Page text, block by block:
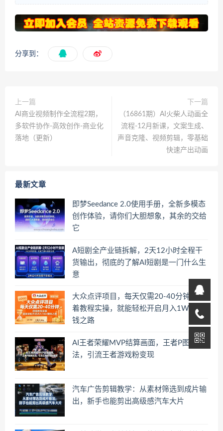
分享到：
上一篇
AI商业视频制作全流程2期，
多软件协作-高效创作-商业化
落地（更新）
下一篇
（16861期）AI火柴人动画全
流程-12月新课，文案生成、
声音克隆、视频剪辑，零基础
快速产出动画
最新文章
即梦Seedance 2.0使用手册，全新多模态
创作体验，请你们大胆想象，其余的交给
它
A短剧全产业链拆解，2天12小时全程干
货输出，彻底的了解AI短剧是一门什么生
意
大众点评项目，每天仅需20-40分钟，跟
着教程实操，就能轻松开启月入1W+賺
钱之路
AI王者荣耀MVP结算画面，王者P图新玩
法，引流王者游戏粉变现
汽车广告剪辑教学：从素材筛选到成片输
出，新手也能剪出高级感汽车大片